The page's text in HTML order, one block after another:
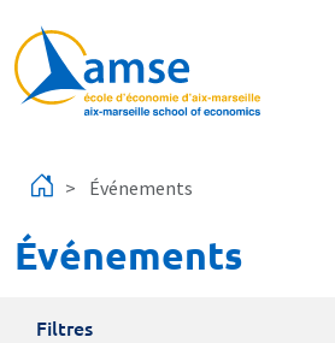
Événements
Événements
Filtres